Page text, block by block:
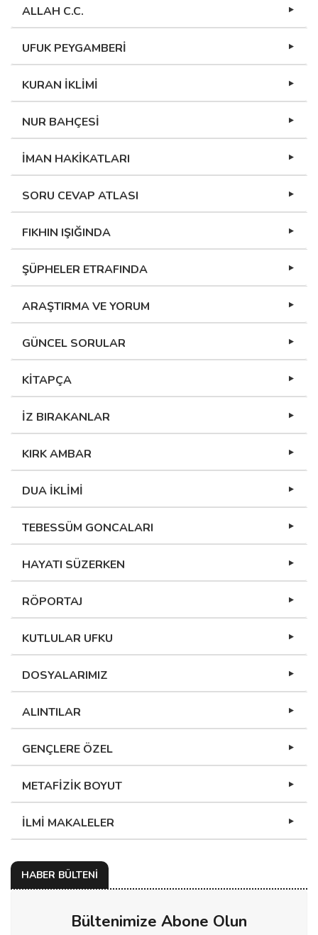
ALLAH C.C.
UFUK PEYGAMBERİ
KURAN İKLİMİ
NUR BAHÇESİ
İMAN HAKİKATLARI
SORU CEVAP ATLASI
FIKHIN IŞIĞINDA
ŞÜPHELER ETRAFINDA
ARAŞTIRMA VE YORUM
GÜNCEL SORULAR
KİTAPÇA
İZ BIRAKANLAR
KIRK AMBAR
DUA İKLİMİ
TEBESSÜM GONCALARI
HAYATI SÜZERKEN
RÖPORTAJ
KUTLULAR UFKU
DOSYALARIMIZ
ALINTILAR
GENÇLERE ÖZEL
METAFİZİK BOYUT
İLMİ MAKALELER
HABER BÜLTENİ
Bültenimize Abone Olun